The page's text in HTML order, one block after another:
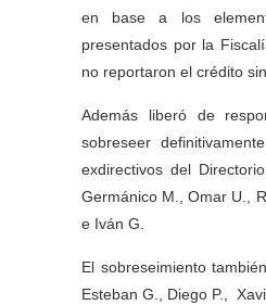
en base a los
presentados por la
no reportaron el crédito
Además liberó de
sobreseer
exdirectivos del
Germánico M., Omar U.,
e Iván G.
El sobreseimiento
Esteban G., Diego P.,